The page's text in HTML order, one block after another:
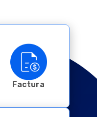
Factura